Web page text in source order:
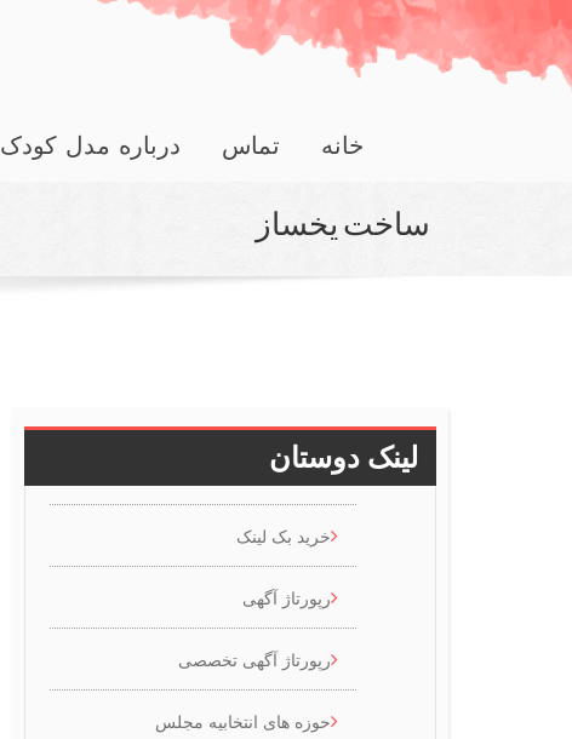
خانه تماس درباره مدل کودک
ساخت یخساز
لینک دوستان
خرید بک لینک
رپورتاژ آگهی
رپورتاژ آگهی تخصصی
حوزه های انتخابیه مجلس